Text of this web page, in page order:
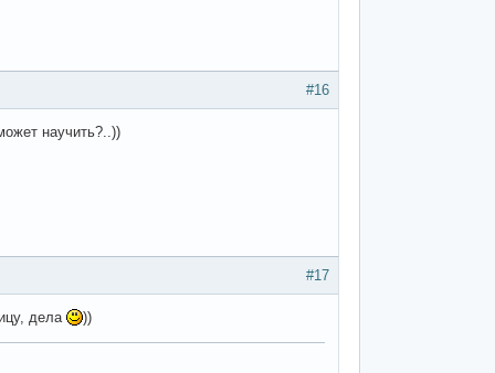
#16
научить?..))
#17
дела ))